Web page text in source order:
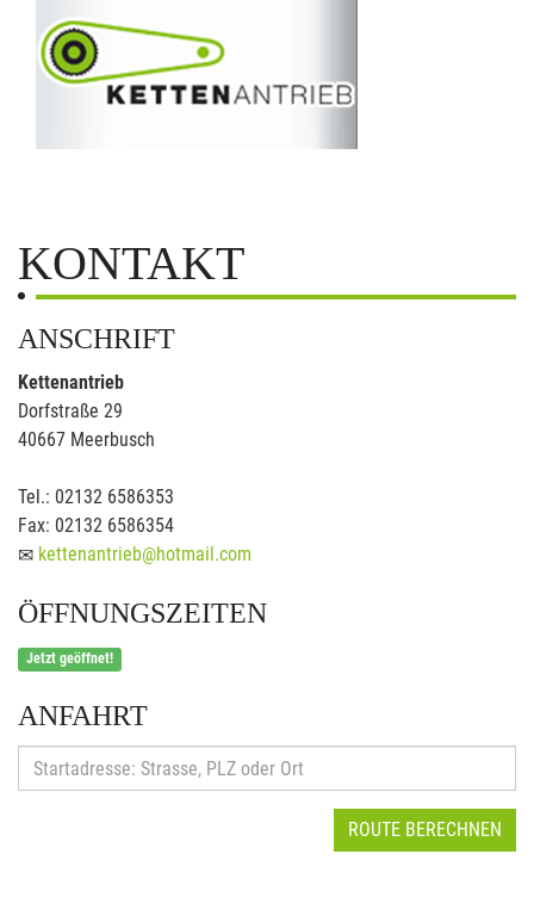
KONTAKT
ANSCHRIFT
Kettenantrieb
Dorfstraße 29
40667 Meerbusch
Tel.: 02132 6586353
Fax: 02132 6586354
kettenantrieb@hotmail.com
ÖFFNUNGSZEITEN
Jetzt geöffnet!
ANFAHRT
ROUTE BERECHNEN